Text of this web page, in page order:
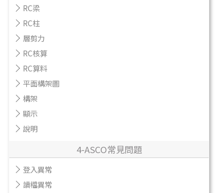
RC梁
RC柱
層剪力
RC核算
RC算料
平面構架圖
構架
顯示
說明
4-ASCO常見問題
登入異常
讀檔異常